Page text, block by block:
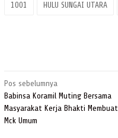
1001 HULU SUNGAI UTARA
Navigasi
pos
Pos sebelumnya
Babinsa Koramil Muting Bersama
Masyarakat Kerja Bhakti Membuat
Mck Umum